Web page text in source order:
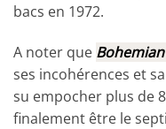
bacs en 1972.
A noter que
ses incohérences et
su empocher plus de
finalement être le